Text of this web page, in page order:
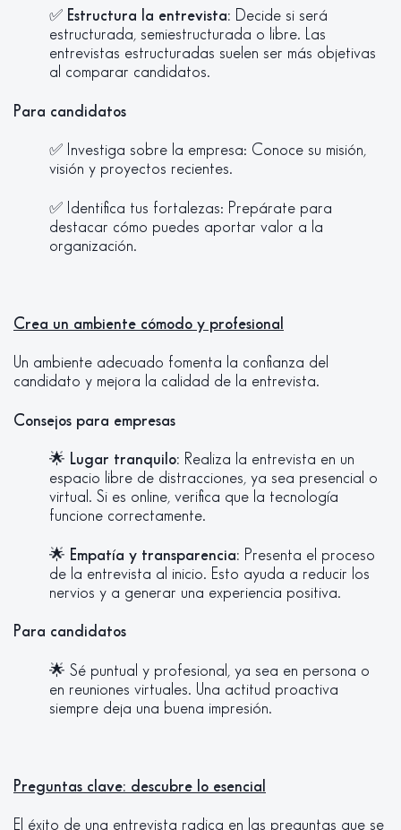
✅ Estructura la entrevista: Decide si será
estructurada, semiestructurada o libre. Las
entrevistas estructuradas suelen ser más objetivas
al comparar candidatos.
Para candidatos
✅ Investiga sobre la empresa: Conoce su misión,
visión y proyectos recientes.
✅ Identifica tus fortalezas: Prepárate para
destacar cómo puedes aportar valor a la
organización.
Crea un ambiente cómodo y profesional
Un ambiente adecuado fomenta la confianza del
candidato y mejora la calidad de la entrevista.
Consejos para empresas
🌟 Lugar tranquilo: Realiza la entrevista en un
espacio libre de distracciones, ya sea presencial o
virtual. Si es online, verifica que la tecnología
funcione correctamente.
🌟 Empatía y transparencia: Presenta el proceso
de la entrevista al inicio. Esto ayuda a reducir los
nervios y a generar una experiencia positiva.
Para candidatos
🌟 Sé puntual y profesional, ya sea en persona o
en reuniones virtuales. Una actitud proactiva
siempre deja una buena impresión.
Preguntas clave: descubre lo esencial
El éxito de una entrevista radica en las preguntas que se